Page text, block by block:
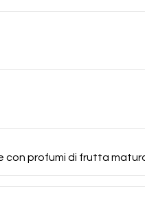
profumi di frutta